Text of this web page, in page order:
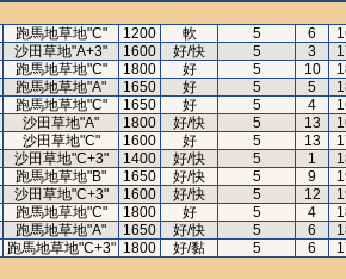
跑馬地草地"C" 1200 軟 5 6
沙田草地"A+3" 1600 好/快 5 3
跑馬地草地"C" 1800 好 5 10
跑馬地草地"A" 1650 好 5 5
跑馬地草地"C" 1650 好 5 4
沙田草地"A" 1800 好/快 5 13
沙田草地"C" 1600 好 5 13
沙田草地"C+3" 1400 好/快 5 1
跑馬地草地"B" 1650 好/快 5 9
沙田草地"C+3" 1600 好/快 5 12
跑馬地草地"C" 1800 好 5 4
跑馬地草地"A" 1650 好/快 5 6
跑馬地草地"C+3" 1800 好/黏 5 6